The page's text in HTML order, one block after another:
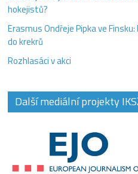
hokejistů?
Erasmus Ondřeje Pipka ve
do krekrů
Rozhlasáci v akci
Další mediální projekty